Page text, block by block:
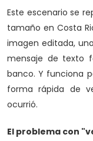
Este escenario se
tamaño en Costa
imagen editada,
mensaje de texto
banco. Y funciona
forma rápida de
ocurrió.
El problema con